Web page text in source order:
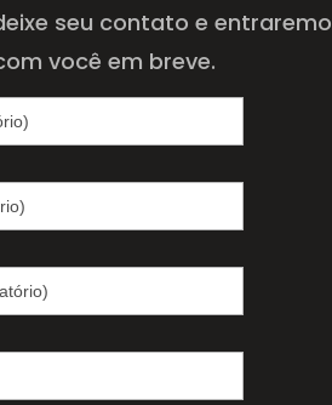
seu contato e
você em breve.